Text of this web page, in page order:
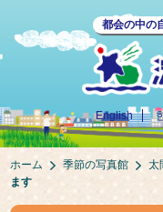
都会の中の
English
ホーム 季節の写真館 太
ます